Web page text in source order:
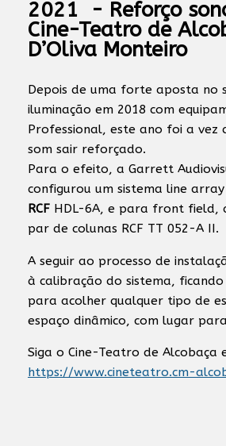
2021 - Reforço
Cine-Teatro de
D’Oliva Monteiro
Depois de uma forte aposta no
iluminação em 2018 com
Professional, este ano foi a vez
som sair reforçado.
Para o efeito, a Garrett
configurou um sistema line
RCF HDL-6A, e para front field,
par de colunas RCF TT 052-A II.
A seguir ao processo de
à calibração do sistema,
para acolher qualquer tipo de
espaço dinâmico, com lugar
Siga o Cine-Teatro de Alcobaça
https://www.cineteatro.cm-